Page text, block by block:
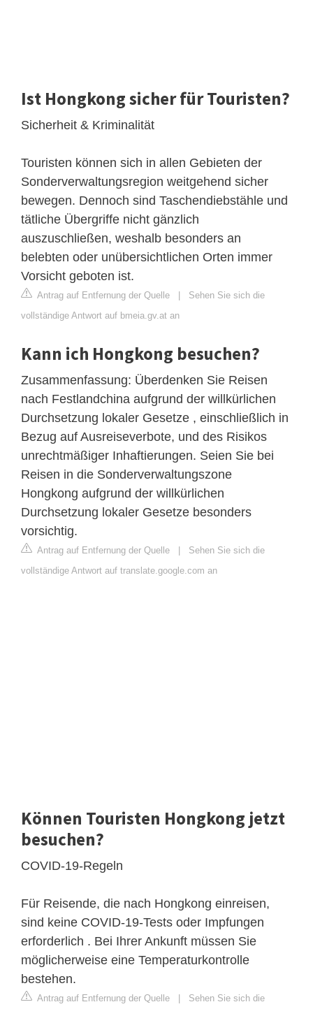
Ist Hongkong sicher für Touristen?
Sicherheit & Kriminalität
Touristen können sich in allen Gebieten der
Sonderverwaltungsregion weitgehend sicher
bewegen. Dennoch sind Taschendiebstähle und
tätliche Übergriffe nicht gänzlich
auszuschließen, weshalb besonders an
belebten oder unübersichtlichen Orten immer
Vorsicht geboten ist.
Antrag auf Entfernung der Quelle
Sehen Sie sich die
vollständige Antwort auf bmeia.gv.at an
Kann ich Hongkong besuchen?
Zusammenfassung: Überdenken Sie Reisen
nach Festlandchina aufgrund der willkürlichen
Durchsetzung lokaler Gesetze , einschließlich in
Bezug auf Ausreiseverbote, und des Risikos
unrechtmäßiger Inhaftierungen. Seien Sie bei
Reisen in die Sonderverwaltungszone
Hongkong aufgrund der willkürlichen
Durchsetzung lokaler Gesetze besonders
vorsichtig.
Antrag auf Entfernung der Quelle
Sehen Sie sich die
vollständige Antwort auf translate.google.com an
Können Touristen Hongkong jetzt
besuchen?
COVID-19-Regeln
Für Reisende, die nach Hongkong einreisen,
sind keine COVID-19-Tests oder Impfungen
erforderlich . Bei Ihrer Ankunft müssen Sie
möglicherweise eine Temperaturkontrolle
bestehen.
Antrag auf Entfernung der Quelle Sehen Sie sich die